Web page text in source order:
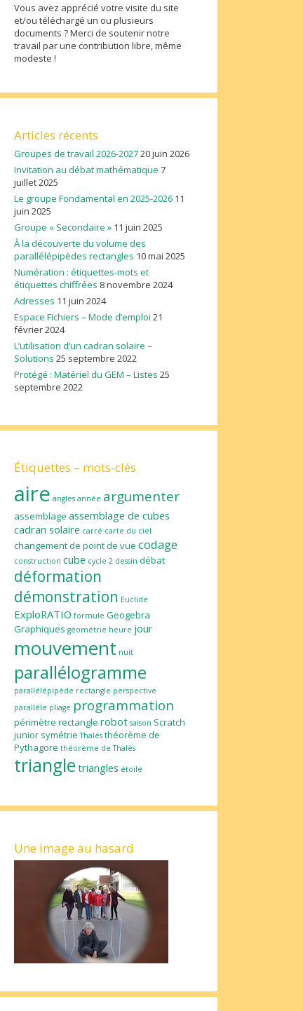
Vous avez apprécié votre visite du site
et/ou téléchargé un ou plusieurs
documents ? Merci de soutenir notre
travail par une contribution libre, même
modeste !
Articles récents
Groupes de travail 2026-202720 juin 2026
Invitation au débat mathématique 7
juillet 2025
Le groupe Fondamental en 2025-2026 11
juin 2025
Groupe « Secondaire » 11 juin 2025
À la découverte du volume des
parallélépipèdes rectangles 10 mai 2025
Numération : étiquettes-mots et
étiquettes chiffrées 8 novembre 2024
Adresses 11 juin 2024
Espace Fichiers – Mode d’emploi 21
février 2024
L’utilisation d’un cadran solaire –
Solutions 25 septembre 2022
Protégé : Matériel du GEM – Listes 25
septembre 2022
Étiquettes – mots-clés
aire angles année argumenter
assemblage assemblage de cubes
cadran solaire carré carte du ciel
changement de point de vue codage
construction cube cycle 2 dessin débat
déformation
démonstration Euclide
ExploRATIO formule Geogebra
Graphiques géométrie heure jour
mouvement nuit
parallélogramme
parallélépipède rectangle perspective
parallèle pliage programmation
périmètre rectangle robot saison Scratch
junior symétrie Thalès théorème de
Pythagore théorème de Thalès
triangle triangles étoile
Une image au hasard